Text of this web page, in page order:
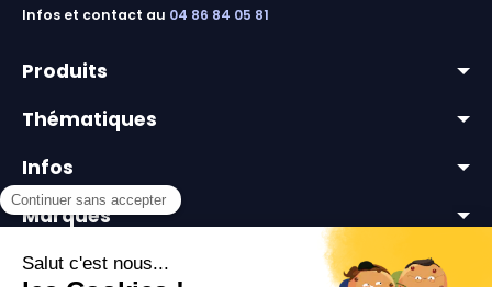
Infos et contact au 04 86 84 05 81
Produits
lots & promos
chaises & tables outdoor
chaises collectivités
équipements événementiels
Thématiques
mobilier pour collectivités
mobilier extérieur professionnel
Infos
livraison
a propos
Marques
Votre compte